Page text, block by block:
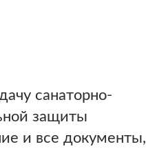
санаторно-
защиты
и все документы,